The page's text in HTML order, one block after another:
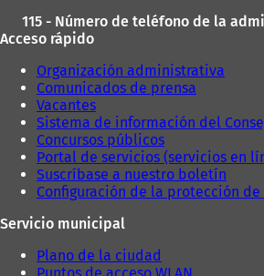
u
a
p
s
t
a
ñ
a
115 - Número de teléfono de la
Acceso rápido
Organización administrativa
Comunicados de prensa
Vacantes
Sistema de información del
Concursos públicos
Portal de servicios (servicios en
Suscríbase a nuestro boletín
Configuración de la protección
Servicio municipal
Plano de la ciudad